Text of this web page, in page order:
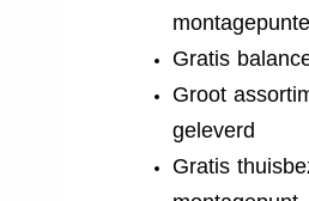
Gratis
Groot
geleverd
Gratis